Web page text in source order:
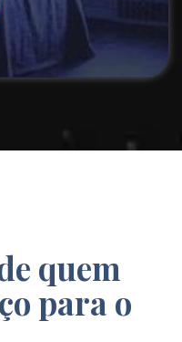
quem
para o